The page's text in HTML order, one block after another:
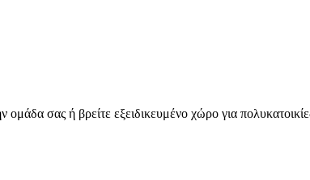
ομάδα σας ή βρείτε εξειδικευμένο χώρο για